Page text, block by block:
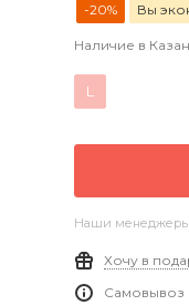
-20% Вы
Наличие в
L
Наши менеджеры
Хочу в
Самовывоз